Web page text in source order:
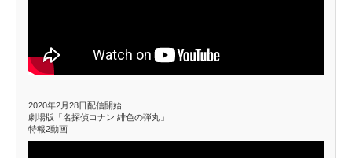
2020年2月28日配信開始
劇場版「名探偵コナン 緋色の弾丸」
特報2動画